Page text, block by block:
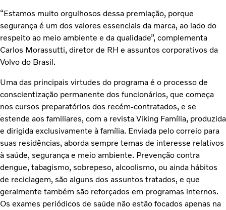
“Estamos muito orgulhosos dessa premiação, porque
segurança é um dos valores essenciais da marca, ao lado do
respeito ao meio ambiente e da qualidade”, complementa
Carlos Morassutti, diretor de RH e assuntos corporativos da
Volvo do Brasil.
Uma das principais virtudes do programa é o processo de
conscientização permanente dos funcionários, que começa
nos cursos preparatórios dos recém-contratados, e se
estende aos familiares, com a revista Viking Família, produzida
e dirigida exclusivamente à família. Enviada pelo correio para
suas residências, aborda sempre temas de interesse relativos
à saúde, segurança e meio ambiente. Prevenção contra
dengue, tabagismo, sobrepeso, alcoolismo, ou ainda hábitos
de reciclagem, são alguns dos assuntos tratados, e que
geralmente também são reforçados em programas internos.
Os exames periódicos de saúde não estão focados apenas na